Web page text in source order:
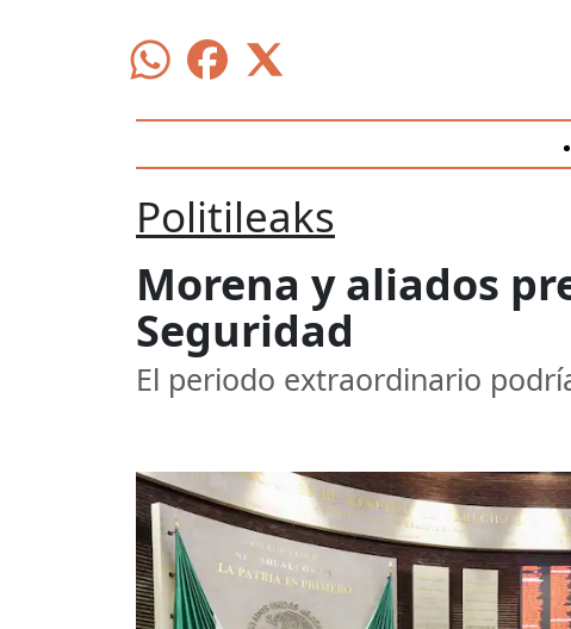
Politileaks
Morena y aliados
Seguridad
El periodo extraordinario